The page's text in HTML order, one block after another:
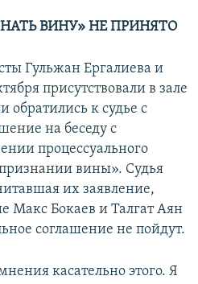
ВИНУ» НЕ ПРИНЯТО
Гульжан Ергалиева и
присутствовали в зале
обратились к судье с
на беседу с
процессуального
вины». Судья
их заявление,
Макс Бокаев и Талгат Аян
соглашение не пойдут.
касательно этого. Я